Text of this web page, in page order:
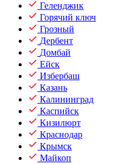
Геленджик
Горячий ключ
Грозный
Дербент
Домбай
Ейск
Избербаш
Казань
Калининград
Каспийск
Кизилюрт
Краснодар
Крымск
Майкоп